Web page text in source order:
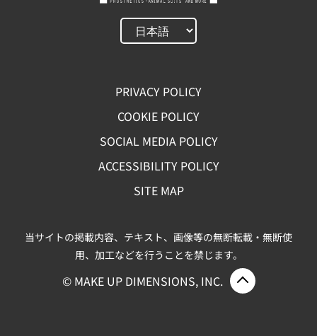
PRIVACY POLICY
COOKIE POLICY
SOCIAL MEDIA POLICY
ACCESSIBILITY POLICY
SITE MAP
当サイトの掲載内容、テキスト、画像等の無断転載・無断使
用、加工などを行うことを禁じます。
© MAKE UP DIMENSIONS, INC. ページ上部